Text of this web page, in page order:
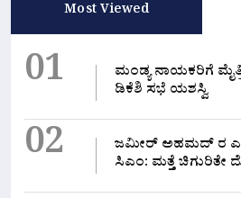
Most Viewed
01
ಮಂಡ್ಯ ನಾಯಕರಿಗೆ
ಡಿಕೆಶಿ ಸಭೆ ಯಶಸ್ವಿ
02
ಜಮೀರ್ ಅಹಮದ್ ರ
ಸಿಎಂ: ಮತ್ತೆ ಚಿಗುರಿತೇ